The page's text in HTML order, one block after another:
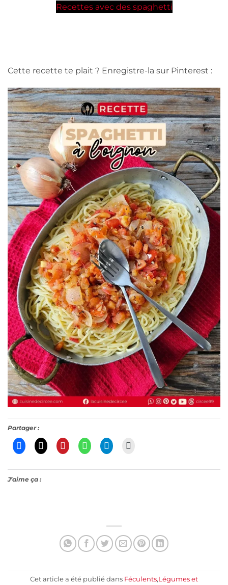
Recettes avec des spaghetti
Cette recette te plait ? Enregistre-la sur Pinterest :
Partager :
J’aime ça :
Cet article a été publié dans Féculents,Légumes et